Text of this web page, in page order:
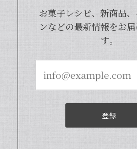
いつもお店で使わさせてもらって
りも良く、あの量でお値段も安く
いつも当店をご利用いた
お菓子レシピ、新商品
ンなどの最新情報をお
す。
登録